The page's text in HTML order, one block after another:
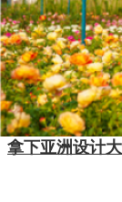
拿下亚洲设计